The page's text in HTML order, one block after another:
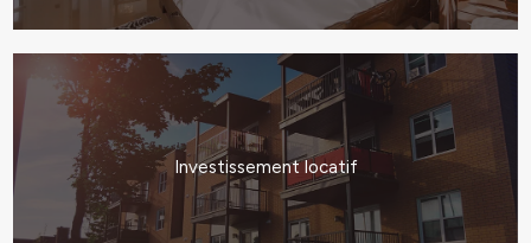
Investissement locatif